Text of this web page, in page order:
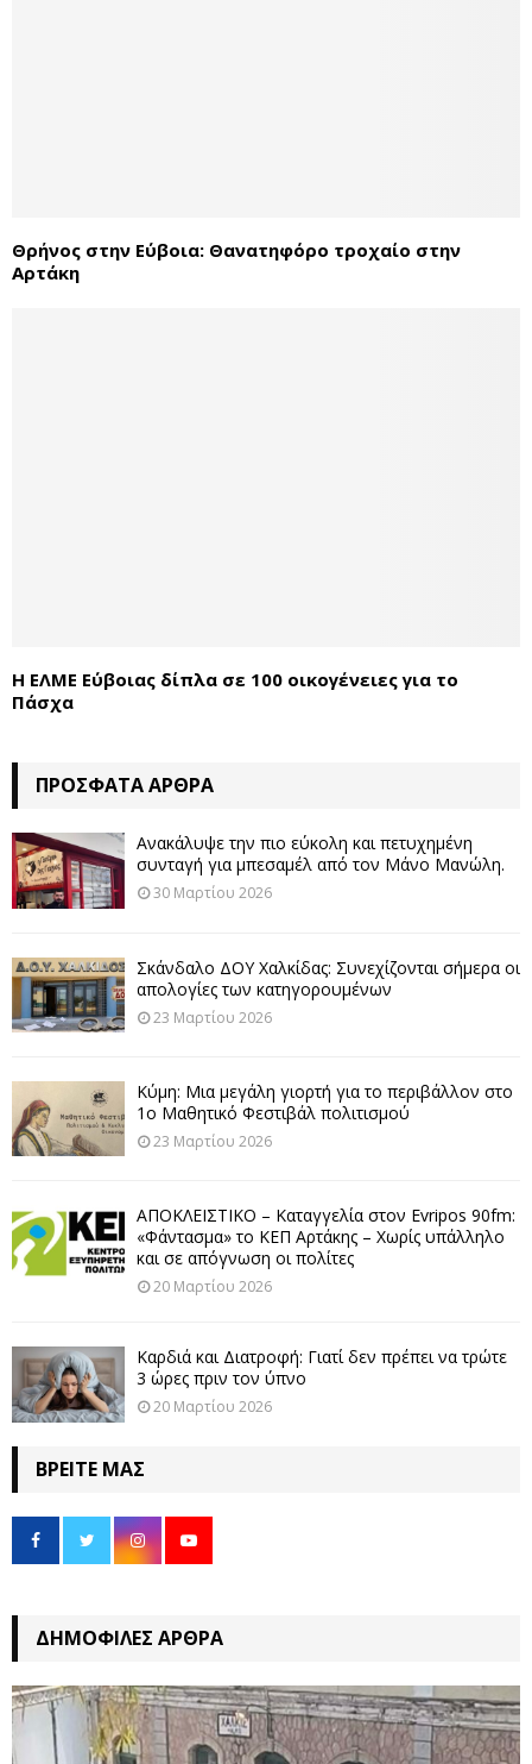
Θρήνος στην Εύβοια: Θανατηφόρο τροχαίο στην
Αρτάκη
Η ΕΛΜΕ Εύβοιας δίπλα σε 100 οικογένειες για το
Πάσχα
ΠΡΌΣΦΑΤΑ ΆΡΘΡΑ
Ανακάλυψε την πιο εύκολη και πετυχημένη
συνταγή για μπεσαμέλ από τον Μάνο Μανώλη.
30 Μαρτίου 2026
Σκάνδαλο ΔΟΥ Χαλκίδας: Συνεχίζονται σήμερα οι
απολογίες των κατηγορουμένων
23 Μαρτίου 2026
Κύμη: Μια μεγάλη γιορτή για το περιβάλλον στο
1ο Μαθητικό Φεστιβάλ πολιτισμού
23 Μαρτίου 2026
ΑΠΟΚΛΕΙΣΤΙΚΟ – Καταγγελία στον Evripos 90fm:
«Φάντασμα» το ΚΕΠ Αρτάκης – Χωρίς υπάλληλο
και σε απόγνωση οι πολίτες
20 Μαρτίου 2026
Καρδιά και Διατροφή: Γιατί δεν πρέπει να τρώτε
3 ώρες πριν τον ύπνο
20 Μαρτίου 2026
ΒΡΕΊΤΕ ΜΑΣ
ΔΗΜΟΦΙΛΈΣ ΆΡΘΡΑ